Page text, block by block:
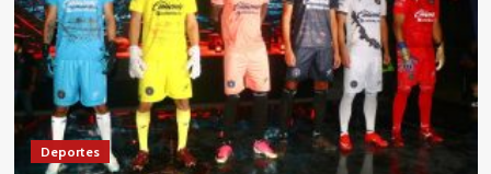
Deportes